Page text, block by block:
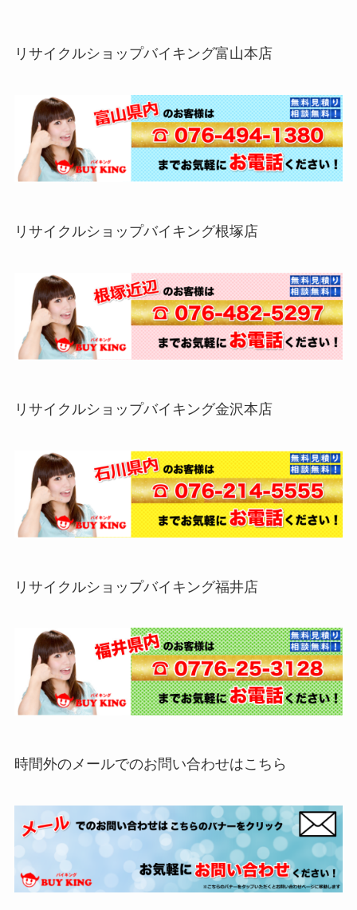
リサイクルショップバイキング富山本店
リサイクルショップバイキング根塚店
リサイクルショップバイキング金沢本店
リサイクルショップバイキング福井店
時間外のメールでのお問い合わせはこちら